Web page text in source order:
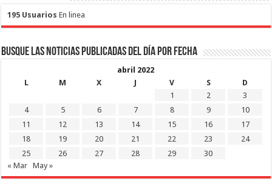
195 Usuarios En linea
Busque las noticias publicadas del día por fecha
abril 2022
L
M X J V S
D
1
2
3
4
5 6 7 8 9
10
11
12 13 14 15 16
17
18
19 20 21 22 23
24
25
26 27 28 29
30
« Mar
May »